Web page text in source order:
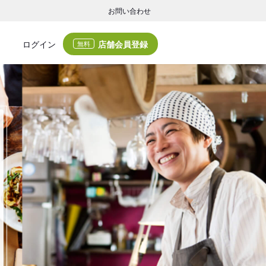
お問い合わせ
ログイン 無料 店舗会員登録
集客・業務支援
グの集客サービスと業務支援サービスで店舗経営の課題解決を支援します。